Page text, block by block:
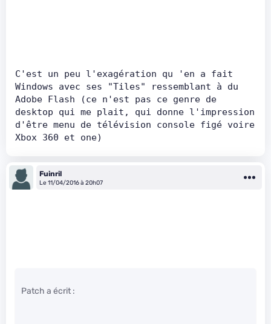
C'est un peu l'exagération qu 'en a fait
Windows avec ses "Tiles" ressemblant à du
Adobe Flash (ce n'est pas ce genre de
desktop qui me plait, qui donne l'impression
d'être menu de télévision console figé voire
Xbox 360 et one)
Fuinril
Le 11/04/2016 à 20h07
Patch a écrit :